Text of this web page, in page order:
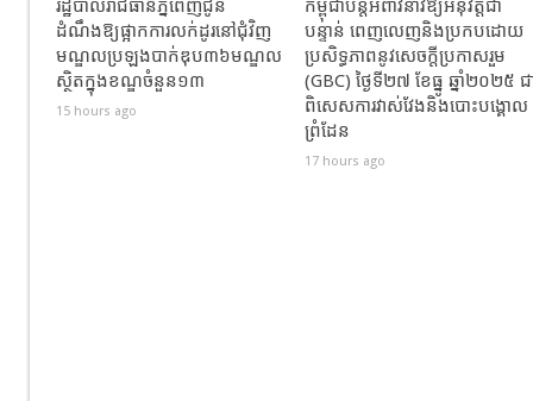
រដ្ឋបាលរាជធានីភ្នំពេញជូន
ដំណឹងឱ្យផ្អាកការលក់ដូរនៅជុំវិញ
មណ្ឌលប្រឡងបាក់ឌុប៣៦មណ្ឌល
ស្ថិតក្នុងខណ្ឌចំនួន១៣
15 hours ago
កម្ពុជាបន្តអំពាវនាវឱ្យអនុវត្តជា
បន្ទាន់ ពេញលេញនិងប្រកបដោយ
ប្រសិទ្ធភាពនូវសេចក្តីប្រកាសរួម
(GBC) ថ្ងៃទី២៧ ខែធ្នូ ឆ្នាំ២០២៥ ជ
ពិសេសការវាស់វែងនិងបោះបង្គោល
ព្រំដែន
17 hours ago